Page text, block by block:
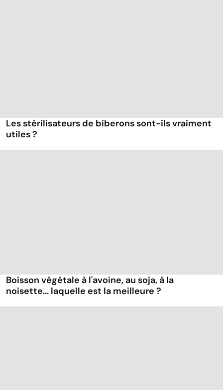
Les stérilisateurs de biberons sont-ils vraiment
utiles ?
Boisson végétale à l'avoine, au soja, à la
noisette... laquelle est la meilleure ?